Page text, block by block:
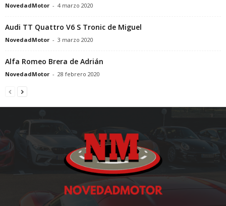
NovedadMotor - 4 marzo 2020
Audi TT Quattro V6 S Tronic de Miguel
NovedadMotor - 3 marzo 2020
Alfa Romeo Brera de Adrián
NovedadMotor - 28 febrero 2020